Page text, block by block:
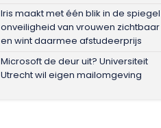
Iris maakt met één blik in de spiegel
onveiligheid van vrouwen zichtbaar
en wint daarmee afstudeerprijs
Microsoft de deur uit? Universiteit
Utrecht wil eigen mailomgeving